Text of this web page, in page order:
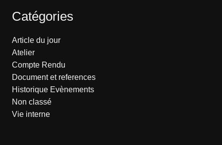
Catégories
Article du jour
Atelier
Compte Rendu
Document et references
Historique Evènements
Non classé
Vie interne